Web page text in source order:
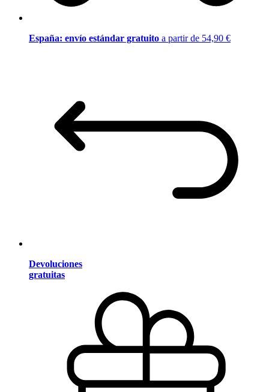
España: envío estándar gratuito a partir de 54,90 €
Devoluciones
gratuitas